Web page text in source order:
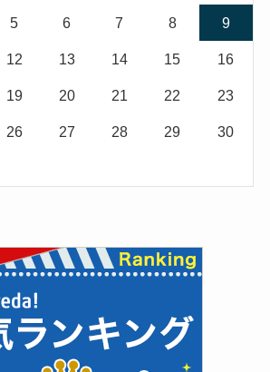
5 6 7 8 9
12 13 14 15 16
19 20 21 22 23
26 27 28 29 30